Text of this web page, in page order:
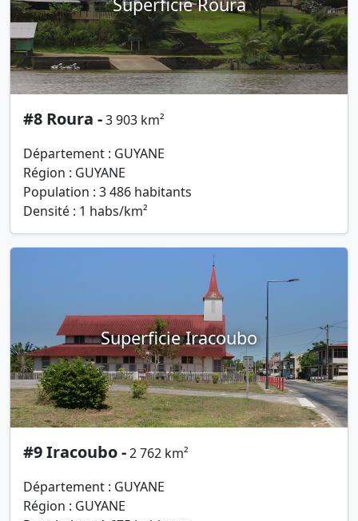
#8 Roura -3 903 km²
Département : GUYANE
Région : GUYANE
Population : 3 486 habitants
Densité : 1 habs/km²
Superficie Iracoubo
#9 Iracoubo -2 762 km²
Département : GUYANE
Région : GUYANE